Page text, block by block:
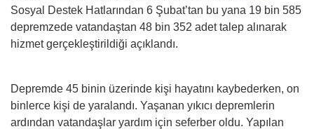
Sosyal Destek Hatlarından 6 Şubat’tan bu yana 19 bin 585
depremzede vatandaştan 48 bin 352 adet talep alınarak
hizmet gerçekleştirildiği açıklandı.
Depremde 45 binin üzerinde kişi hayatını kaybederken, on
binlerce kişi de yaralandı. Yaşanan yıkıcı depremlerin
ardından vatandaşlar yardım için seferber oldu. Yapılan